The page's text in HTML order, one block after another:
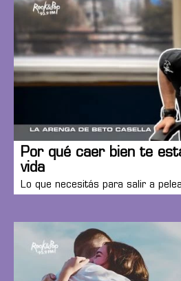
Por qué caer bien te
vida
Lo que necesitás para salir a